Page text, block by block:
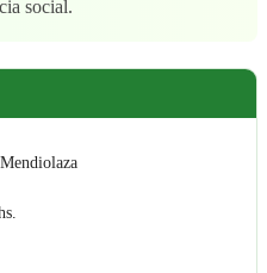
social.